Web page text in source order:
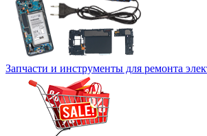
Запчасти и инструменты для ремонта